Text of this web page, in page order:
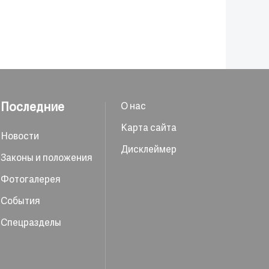
Последние
Новости
Законы и положения
Фотогалерея
События
Спецразделы
О нас
Карта сайта
Дисклеймер